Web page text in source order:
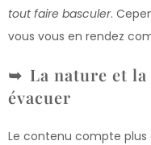
tout faire basculer.
vous vous en rendez
La nature et
évacuer
Le contenu compte